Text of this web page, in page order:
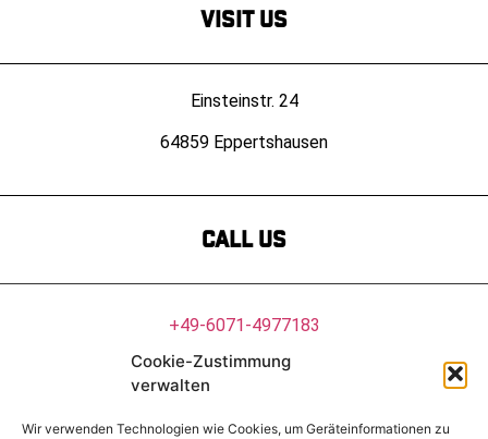
Cookie-Zustimmung
verwalten
Wir verwenden Technologien wie Cookies, um Geräteinformationen zu
Visit Us
Einsteinstr. 24
64859 Eppertshausen
Call us
+49-6071-4977183
photometrik@photometrik.de